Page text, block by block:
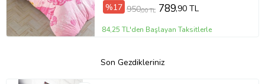
%17 950,00 TL 789,90 TL
84,25 TL'den Başlayan Taksitlerle
Son Gezdikleriniz